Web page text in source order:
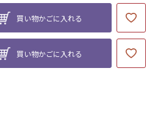
買い物かごに入れる
買い物かごに入れる